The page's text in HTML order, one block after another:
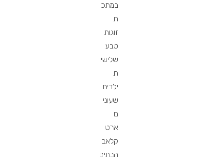
במתכ
ת
זוגות
טבע
שלישיו
ת
ילדים
שעוני
ם
ארט
קלאב
הבתים